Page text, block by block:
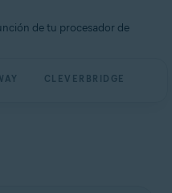
de tu procesador de
CLEVERBRIDGE